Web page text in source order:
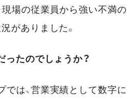
現場の従業員から強い不満の
がありました。
たのでしょうか？
では、営業実績として数字に